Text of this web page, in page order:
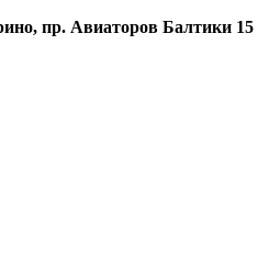
пр. Авиаторов Балтики 15